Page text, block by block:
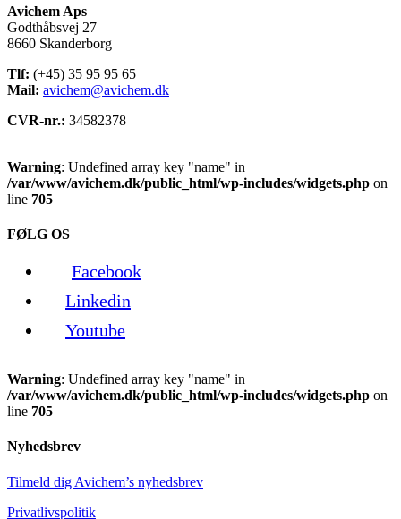
Avichem Aps
Godthåbsvej 27
8660 Skanderborg
Tlf: (+45) 35 95 95 65
Mail: avichem@avichem.dk
CVR-nr.: 34582378
Warning: Undefined array key "name" in
/var/www/avichem.dk/public_html/wp-includes/widgets.php on
line 705
FØLG OS
Facebook
Linkedin
Youtube
Warning: Undefined array key "name" in
/var/www/avichem.dk/public_html/wp-includes/widgets.php on
line 705
Nyhedsbrev
Tilmeld dig Avichem’s nyhedsbrev
Privatlivspolitik